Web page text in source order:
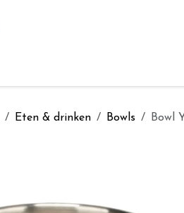
Eten & drinken Bowls Bowl